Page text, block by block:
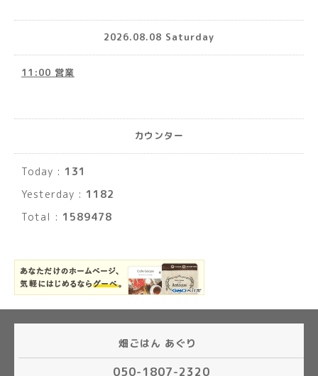
2026.08.08 Saturday
11:00 営業
カウンター
Today : 131
Yesterday : 1182
Total : 1589478
畑ごはん あぐり
050-1807-2320